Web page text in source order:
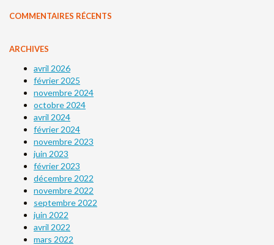
COMMENTAIRES RÉCENTS
ARCHIVES
avril 2026
février 2025
novembre 2024
octobre 2024
avril 2024
février 2024
novembre 2023
juin 2023
février 2023
décembre 2022
novembre 2022
septembre 2022
juin 2022
avril 2022
mars 2022